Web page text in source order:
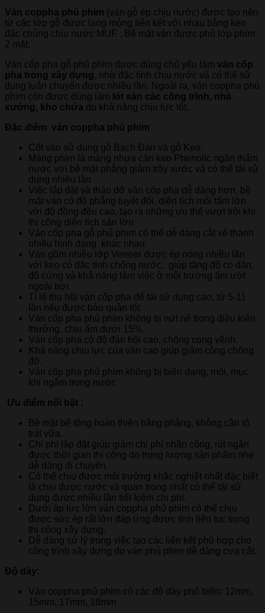
Ván coppha phủ phim (ván gỗ ép chịu nước) được tạo nên
từ các lớp gỗ được lạng mỏng liên kết với nhau bằng keo
đặc chủng chịu nước MUF . Bề mặt ván được phủ lớp phim
2 mặt.
Ván cốp pha gỗ phủ phim được dùng chủ yếu làm ván cốp
pha trong xây dựng , nhờ đặc tính chịu nước và có thể sử
dụng luân chuyển được nhiều lần. Ngoài ra, ván coppha phủ
phim còn được dùng làm lót sàn các công trình, nhà
xưởng, kho chứa do khả năng chịu lực tốt.
Đặc điểm ván coppha phủ phim
Cốt ván sử dụng gỗ Bạch Đàn và gỗ Keo.
Màng phim là màng nhựa cán keo Phenolic ngăn thấm
nước với bề mặt phẳng giảm trầy xước và có thể tái sử
dụng nhiều lần
Việc lắp đặt và tháo dỡ ván cốp pha dễ dàng hơn, bề
mặt ván có độ phẳng tuyệt đối, diện tích mỗi tấm lớn
với độ đồng đều cao, tạo ra những ưu thế vượt trội khi
thi công diện tích sản lớn
Ván cốp pha gỗ phủ phim có thể dễ dàng cắt xẻ thành
nhiều hình dạng khác nhau.
Ván gồm nhiều lớp Veneer được ép nóng nhiều lần
với keo có đặc tính chống nước, giúp tăng độ co dãn,
độ cứng và khả năng làm việc ở môi trường ẩm ướt
ngoài trời.
Tỉ lệ thu hồi ván cốp pha để tái sử dụng cao, từ 5-11
lần nếu được bảo quản tốt.
Ván cốp pha phủ phim không bị nứt nẻ trong điều kiện
thường, chịu ẩm dưới 15%.
Ván cốp pha có độ đàn hồi cao, chống cong vênh.
Khả năng chịu lực của ván cao giúp giảm công chống
đỡ.
Ván cốp pha phủ phim không bị biến dạng, mối, mục
khi ngâm trong nước
Ưu điểm nổi bật :
Bề mặt bê tông hoàn thiện bằng phẳng, không cần tô
trát vữa.
Chi phí lắp đặt giúp giảm chi phí nhân công, rút ngắn
được thời gian thi công do trọng lượng sản phẩm nhẹ
dễ dàng di chuyển.
Có thể chịu được môi trường khắc nghiệt nhất đặc biệt
là chịu được nước và quan trọng nhất có thể tái sử
dung được nhiều lần tiết kiệm chi phí.
Dưới áp lực lớn ván coppha phủ phim có thể chịu
được sức ép rất lớn đáp ứng được tính liên tục trong
thi công xây dựng.
Dễ dàng sử lý trong việc tạo các liên kết phù hợp cho
công trình xây dựng do ván phủ phim dễ dàng cưa cắt.
Độ dày:
Ván coppha phủ phim có các độ dày phổ biến: 12mm,
15mm, 17mm, 18mm